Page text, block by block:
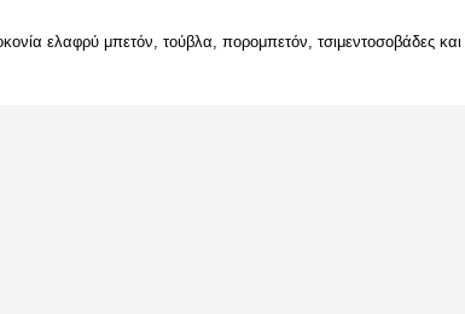
ελαφρύ μπετόν, τούβλα, πορομπετόν, τσιμεντοσοβάδες και